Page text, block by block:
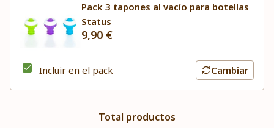
Pack 3 tapones al vacío para botellas
Status
9,90 €
Incluir en el pack Cambiar
Total productos